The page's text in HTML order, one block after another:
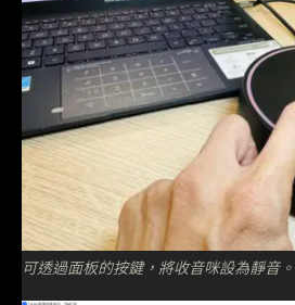
可透過面板的按鍵，將收音咪設為靜音。